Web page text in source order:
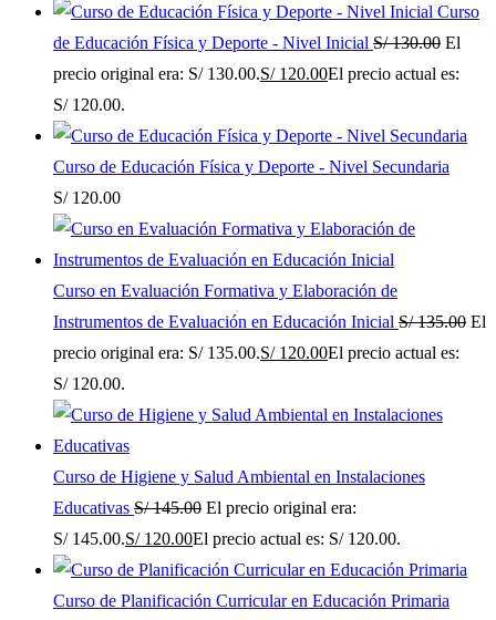
Curso
de Educación Física y Deporte - Nivel Inicial S/130.00 El
precio original era: S/ 130.00.S/120.00El precio actual es:
S/ 120.00.
Curso de Educación Física y Deporte - Nivel Secundaria
S/120.00
Curso en Evaluación Formativa y Elaboración de
Instrumentos de Evaluación en Educación Inicial S/135.00 El
precio original era: S/ 135.00.S/120.00El precio actual es:
S/ 120.00.
Curso de Higiene y Salud Ambiental en Instalaciones
Educativas S/145.00 El precio original era:
S/ 145.00.S/120.00El precio actual es: S/ 120.00.
Curso de Planificación Curricular en Educación Primaria